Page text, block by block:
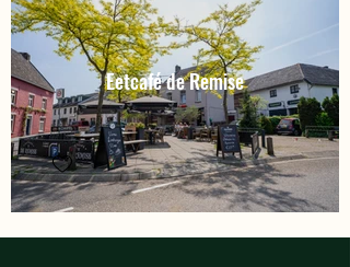
Eetcafé de Remise